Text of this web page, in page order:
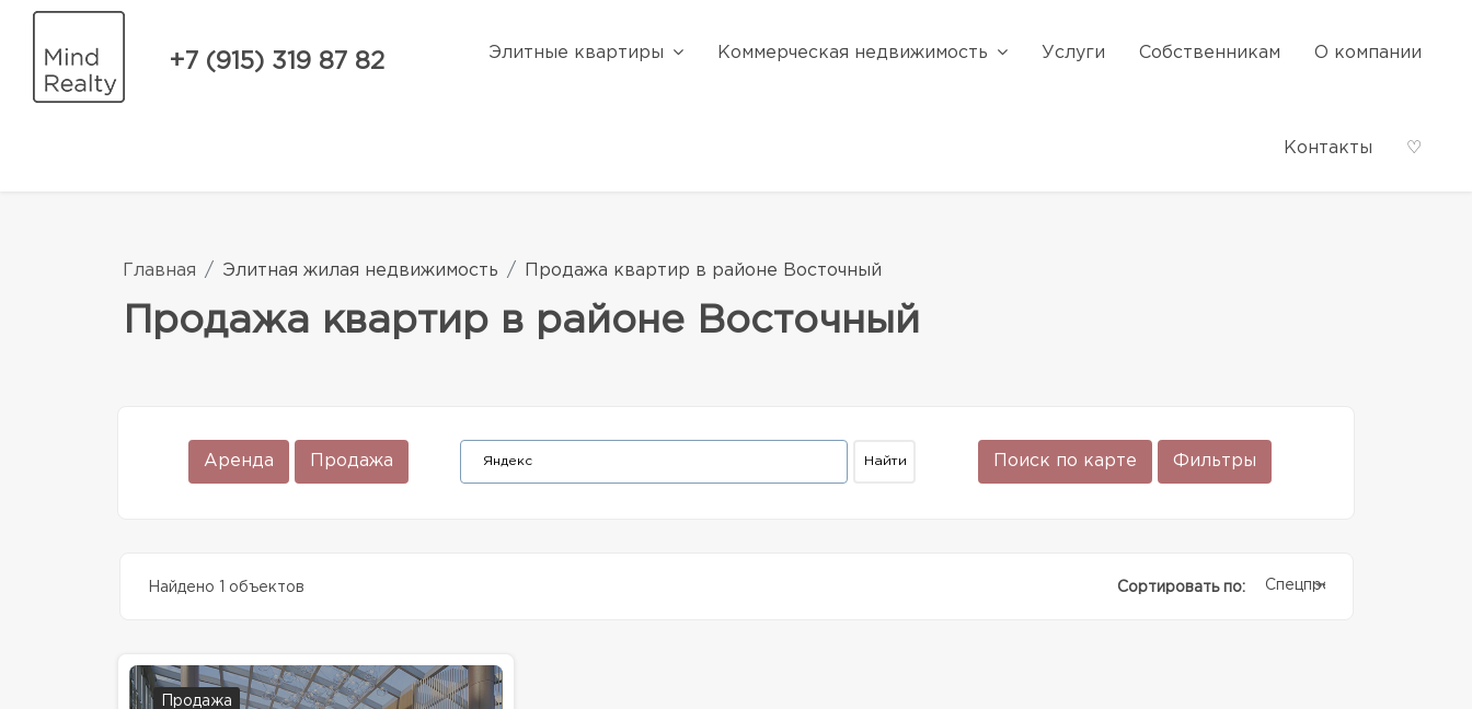
+7 (915) 319 87 82 Элитные квартиры Коммерческая недвижимость Услуги Собственникам О компании
Контакты ♡
Главная Элитная жилая недвижимость Продажа квартир в районе Восточный
Продажа квартир в районе Восточный
Аренда Продажа Поиск по карте Фильтры
Найдено 1 объектов Сортировать по: Спецпредолжение
Продажа